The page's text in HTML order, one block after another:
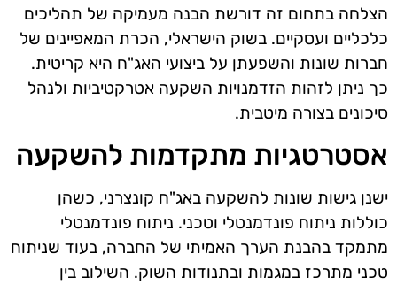
הצלחה בתחום זה דורשת הבנה מעמיקה של תהליכים
כלכליים ועסקיים. בשוק הישראלי, הכרת המאפיינים של
חברות שונות והשפעתן על ביצועי האג"ח היא קריטית.
כך ניתן לזהות הזדמנויות השקעה אטרקטיביות ולנהל
סיכונים בצורה מיטבית.
אסטרטגיות מתקדמות להשקעה
ישנן גישות שונות להשקעה באג"ח קונצרני, כשהן
כוללות ניתוח פונדמנטלי וטכני. ניתוח פונדמנטלי
מתמקד בהבנת הערך האמיתי של החברה, בעוד שניתוח
טכני מתרכז במגמות ובתנודות השוק. השילוב בין